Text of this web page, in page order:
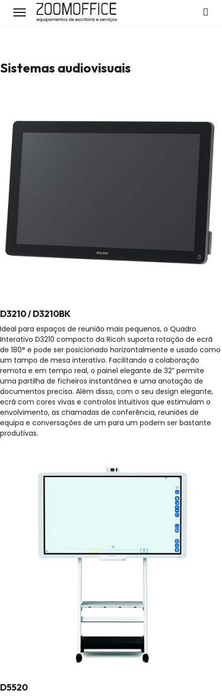
Sistemas audiovisuais
D3210 / D3210BK
Ideal para espaços de reunião mais pequenos, o Quadro
Interativo D3210 compacto da Ricoh suporta rotação de ecrã
de 180° e pode ser posicionado horizontalmente e usado como
um tampo de mesa interativo. Facilitando a colaboração
remota e em tempo real, o painel elegante de 32” permite
uma partilha de ficheiros instantânea e uma anotação de
documentos precisa. Além disso, com o seu design elegante,
ecrã com cores vivas e controlos intuitivos que estimulam o
envolvimento, as chamadas de conferência, reuniões de
equipa e conversações de um para um podem ser bastante
produtivas.
D5520